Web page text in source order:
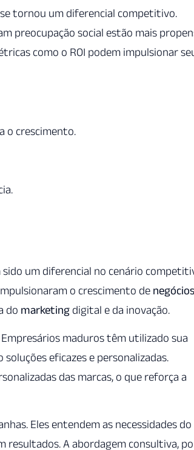
tornou um diferencial competitivo.
preocupação social estão mais
como o ROI podem impulsionar
o crescimento.
sido um diferencial no cenário
o crescimento de negócios
do marketing digital e da inovação.
maduros têm utilizado sua
eficazes e personalizadas.
das marcas, o que reforça a
Eles entendem as necessidades do
resultados. A abordagem consultiva,